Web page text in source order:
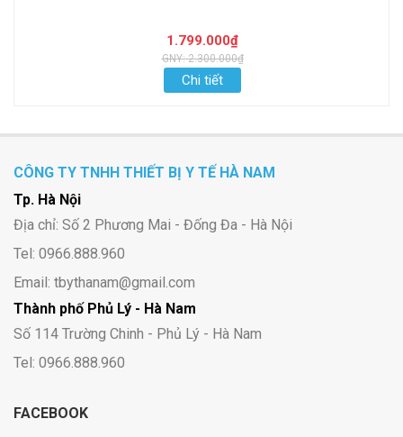
1.799.000₫
GNY: 2.300.000₫
Chi tiết
CÔNG TY TNHH THIẾT BỊ Y TẾ HÀ NAM
Tp. Hà Nội
Địa chỉ: Số 2 Phương Mai - Đống Đa - Hà Nội
Tel: 0966.888.960
Email: tbythanam@gmail.com
Thành phố Phủ Lý - Hà Nam
Số 114 Trường Chinh - Phủ Lý - Hà Nam
Tel: 0966.888.960
FACEBOOK